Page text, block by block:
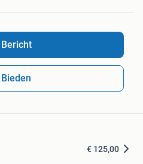
Bericht
Bieden
€ 125,00